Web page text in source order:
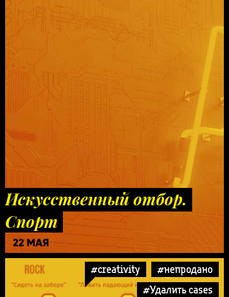
Искусственный отбор.
Спорт
22 МАЯ
#creativity
#непродано
#Удалить cases